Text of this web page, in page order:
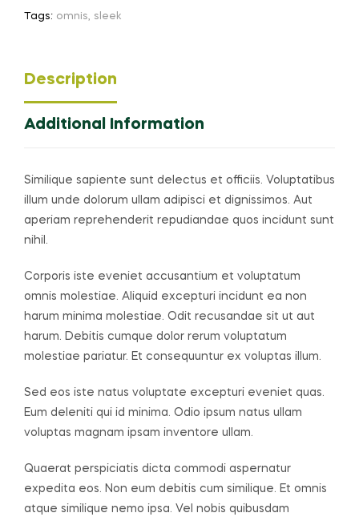
Tags: omnis sleek
Description
Additional Information
Similique sapiente sunt delectus et officiis. Voluptatibus
illum unde dolorum ullam adipisci et dignissimos. Aut
aperiam reprehenderit repudiandae quos incidunt sunt
nihil.
Corporis iste eveniet accusantium et voluptatum
omnis molestiae. Aliquid excepturi incidunt ea non
harum minima molestiae. Odit recusandae sit ut aut
harum. Debitis cumque dolor rerum voluptatum
molestiae pariatur. Et consequuntur ex voluptas illum.
Sed eos iste natus voluptate excepturi eveniet quas.
Eum deleniti qui id minima. Odio ipsum natus ullam
voluptas magnam ipsam inventore ullam.
Quaerat perspiciatis dicta commodi aspernatur
expedita eos. Non eum debitis cum similique. Et omnis
atque similique nemo ipsa. Vel nobis quibusdam